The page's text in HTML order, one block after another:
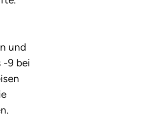
und
-9 bei